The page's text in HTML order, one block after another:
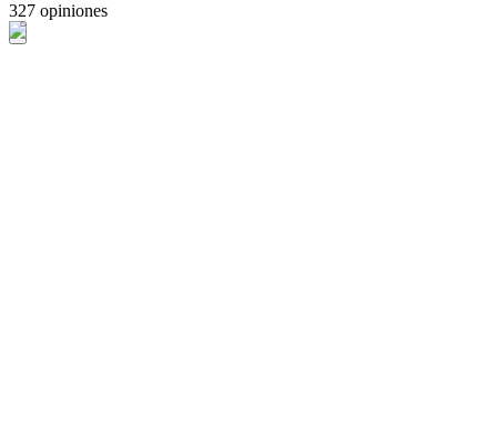
327 opiniones